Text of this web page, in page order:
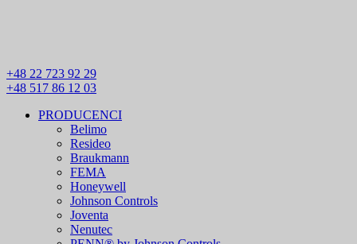
+48 22 723 92 29
+48 517 86 12 03
PRODUCENCI
Belimo
Resideo
Braukmann
FEMA
Honeywell
Johnson Controls
Joventa
Nenutec